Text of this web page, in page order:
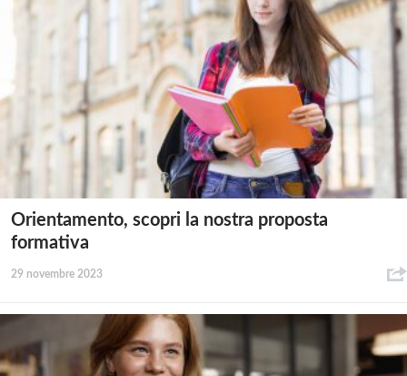
Orientamento, scopri la nostra proposta
formativa
29 novembre 2023